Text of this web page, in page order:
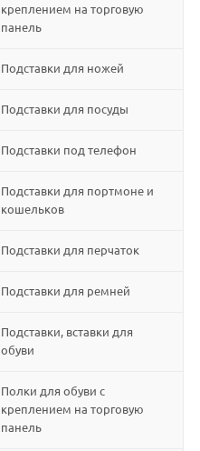
креплением на торговую
панель
Подставки для ножей
Подставки для посуды
Подставки под телефон
Подставки для портмоне и
кошельков
Подставки для перчаток
Подставки для ремней
Подставки, вставки для
обуви
Полки для обуви с
креплением на торговую
панель